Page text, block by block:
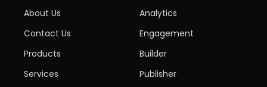
About Us
Contact Us
Products
Services
Analytics
Engagement
Builder
Publisher